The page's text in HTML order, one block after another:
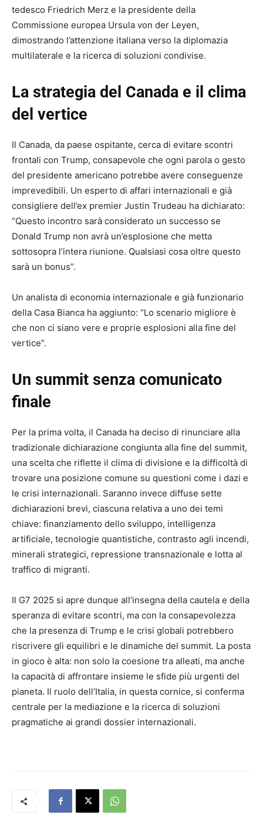
tedesco Friedrich Merz e la presidente della
Commissione europea Ursula von der Leyen,
dimostrando l’attenzione italiana verso la diplomazia
multilaterale e la ricerca di soluzioni condivise.
La strategia del Canada e il clima
del vertice
Il Canada, da paese ospitante, cerca di evitare scontri
frontali con Trump, consapevole che ogni parola o gesto
del presidente americano potrebbe avere conseguenze
imprevedibili. Un esperto di affari internazionali e già
consigliere dell’ex premier Justin Trudeau ha dichiarato:
“Questo incontro sarà considerato un successo se
Donald Trump non avrà un’esplosione che metta
sottosopra l’intera riunione. Qualsiasi cosa oltre questo
sarà un bonus”.
Un analista di economia internazionale e già funzionario
della Casa Bianca ha aggiunto: “Lo scenario migliore è
che non ci siano vere e proprie esplosioni alla fine del
vertice”.
Un summit senza comunicato
finale
Per la prima volta, il Canada ha deciso di rinunciare alla
tradizionale dichiarazione congiunta alla fine del summit,
una scelta che riflette il clima di divisione e la difficoltà di
trovare una posizione comune su questioni come i dazi e
le crisi internazionali. Saranno invece diffuse sette
dichiarazioni brevi, ciascuna relativa a uno dei temi
chiave: finanziamento dello sviluppo, intelligenza
artificiale, tecnologie quantistiche, contrasto agli incendi,
minerali strategici, repressione transnazionale e lotta al
traffico di migranti.
Il G7 2025 si apre dunque all’insegna della cautela e della
speranza di evitare scontri, ma con la consapevolezza
che la presenza di Trump e le crisi globali potrebbero
riscrivere gli equilibri e le dinamiche del summit. La posta
in gioco è alta: non solo la coesione tra alleati, ma anche
la capacità di affrontare insieme le sfide più urgenti del
pianeta. Il ruolo dell’Italia, in questa cornice, si conferma
centrale per la mediazione e la ricerca di soluzioni
pragmatiche ai grandi dossier internazionali.